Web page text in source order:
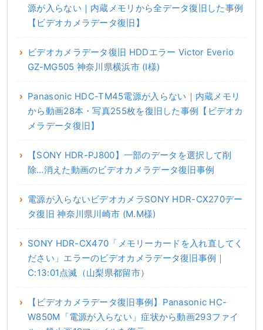
源が入らない｜内蔵メモリから全データ復旧した事例
【ビデオカメラデータ復旧】
ビデオカメラデータ復旧 HDDエラー Victor Everio
GZ-MG505 神奈川県横浜市 (I様)
Panasonic HDC-TM45電源が入らない｜内蔵メモリ
から動画28本・写真255枚を復旧した事例【ビデオカ
メラデータ復旧】
【SONY HDR-PJ800】一部のデータを選択して削
除…消えた動画のビデオカメラデータ復旧事例
電源が入らないビデオカメラSONY HDR-CX270デー
タ復旧 神奈川県川崎市 (M.M様)
SONY HDR-CX470「メモリーカードを入れ直してく
ださい」エラーのビデオカメラデータ復旧事例｜
C:13:01点滅（山梨県都留市）
【ビデオカメラデータ復旧事例】Panasonic HC-
W850M「電源が入らない」症状から動画293ファイ